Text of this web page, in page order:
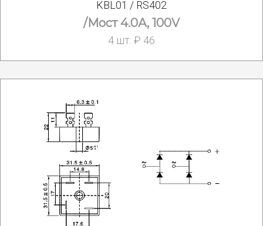
KBL01 / RS402
/Мост 4.0А, 100V
4 шт. ₽ 46